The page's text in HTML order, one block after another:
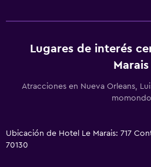
Zona de trabajo
Lugares de interés
Marais
Atracciones en Nueva Orleans,
momondo
Ubicación de Hotel Le Marais: 717
70130